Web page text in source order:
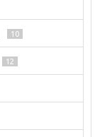
10
12